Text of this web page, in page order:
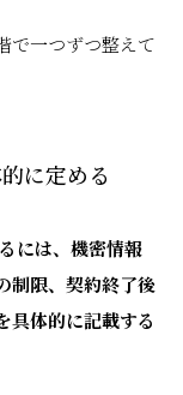
で一つずつ整えて
に定める
には、機密情報
制限、契約終了後
具体的に記載する